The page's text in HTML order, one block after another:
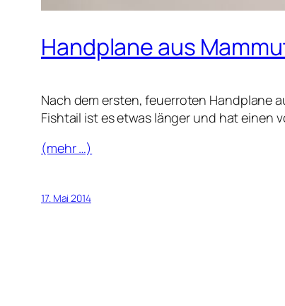
Handplane aus
Nach dem ersten, feuerroten Handplane
Fishtail ist es etwas länger und hat einen
(mehr …)
17. Mai 2014